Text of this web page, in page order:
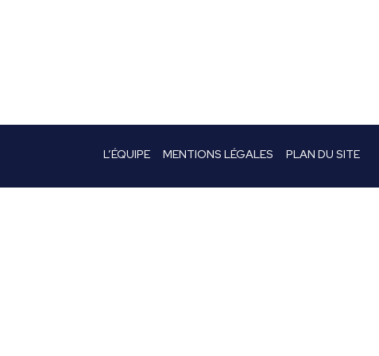
L’ÉQUIPE MENTIONS LÉGALES PLAN DU SITE